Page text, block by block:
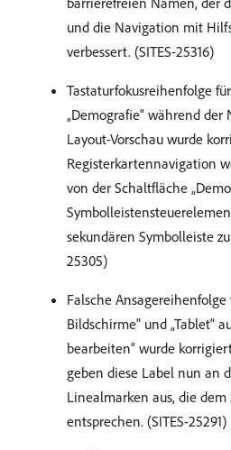
und die Navigation mit
verbessert. (SITES-25316)
Tastaturfokusreihenfolge
„Demografie“ während
Layout-Vorschau wurde
Registerkartennavigation
von der Schaltfläche
sekundären Symbolleiste
25305)
Falsche
Bildschirme" und „Tablet“
bearbeiten“ wurde
geben diese Label nun an
Linealmarken aus, die
entsprechen. (SITES-25291)